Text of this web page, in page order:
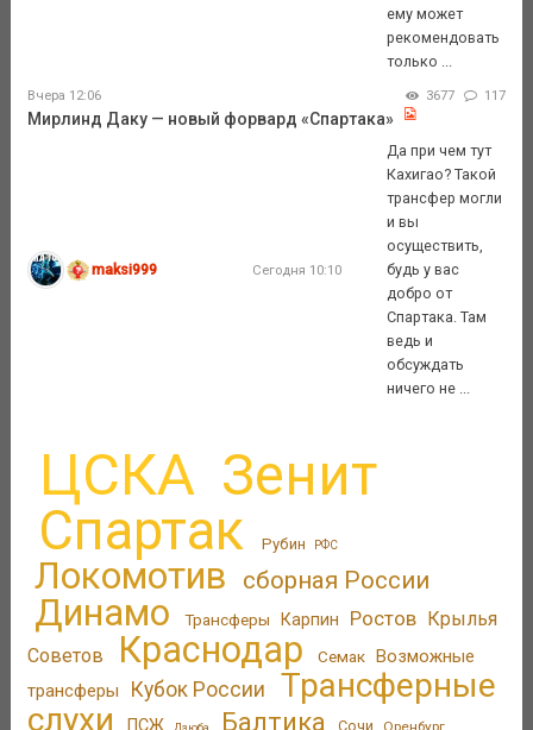
ему может
рекомендовать
только ...
Вчера 12:06 3677 117
Мирлинд Даку — новый форвард «Спартака»
maksi999 Сегодня 10:10
Да при чем тут
Кахигао? Такой
трансфер могли
и вы
осуществить,
будь у вас
добро от
Спартака. Там
ведь и
обсуждать
ничего не ...
ЦСКА Зенит
Спартак Рубин РФС
Локомотив сборная России
Динамо Трансферы Карпин Ростов Крылья
Советов
Краснодар Семак Возможные
трансферы
Кубок России
Трансферные
слухи
ПСЖ Дзюба Балтика Сочи Оренбург